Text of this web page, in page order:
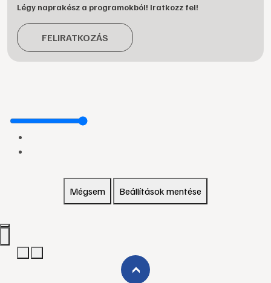
Légy naprakész a programokból! Iratkozz fel!
FELIRATKOZÁS
Mégsem Beállítások mentése
›